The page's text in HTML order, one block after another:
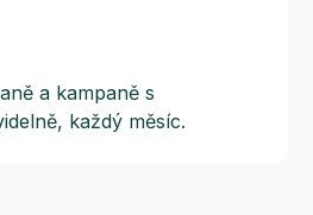
a kampaně s
každý měsíc.